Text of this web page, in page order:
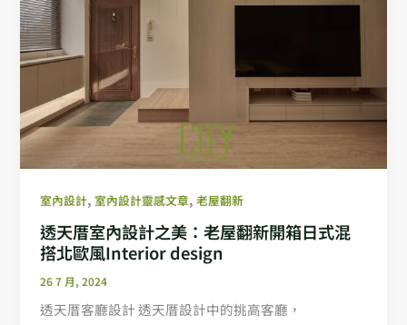
到侘寂風設計所帶來的內在平和與美好。這次的老屋
翻新開箱專案充分展示了這種室內設計風格的魅力，
讓台北老屋翻新室內設計推薦不僅僅是理論，更是實
際可見的美學實踐。每一個室內設計作品都在傳遞出
一種自然與簡約的美，為居住者帶來無限的靈感與啟
發。
室內設計,室內設計靈感文章,老屋翻新
透天厝室內設計之美：老屋翻新開箱日式混
搭北歐風Interior design
26 7 月, 2024
透天厝客廳設計 透天厝設計中的挑高客廳，